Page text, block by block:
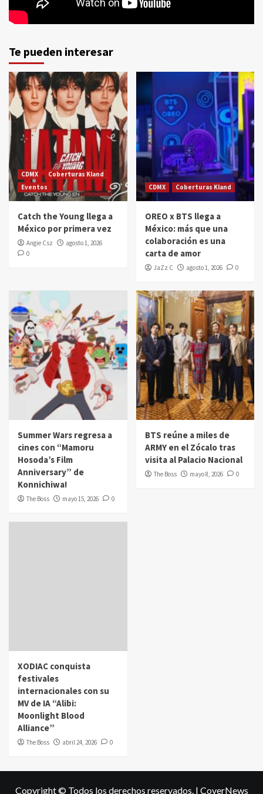
Te pueden interesar
CDMX
Coberturas Kland
Eventos
Catch the Young llega a
México por primera vez
Angie Csz
agosto 1, 2026
0
CDMX Coberturas Kland
OREO x BTS llega a
México: más que una
colaboración es una
carta de amor
JaZz C agosto 1, 2026 0
Summer Wars regresa a
cines con “Mamoru
Hosoda’s Film
Anniversary” de
Konnichiwa!
The Boss mayo 15, 2026 0
BTS reúne a miles de
ARMY en el Zócalo tras
visita al Palacio Nacional
The Boss mayo 8, 2026 0
XODIAC conquista
festivales
internacionales con su
MV de IA “Alibi:
Moonlight Blood
Alliance”
The Boss abril 24, 2026 0
Copyright © Todos los derechos reservados. | CoverNews